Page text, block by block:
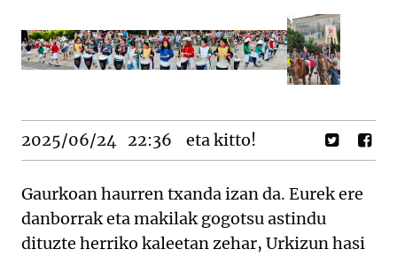
2025/06/24 22:36 eta kitto!
Gaurkoan haurren txanda izan da. Eurek ere
danborrak eta makilak gogotsu astindu
dituzte herriko kaleetan zehar, Urkizun hasi